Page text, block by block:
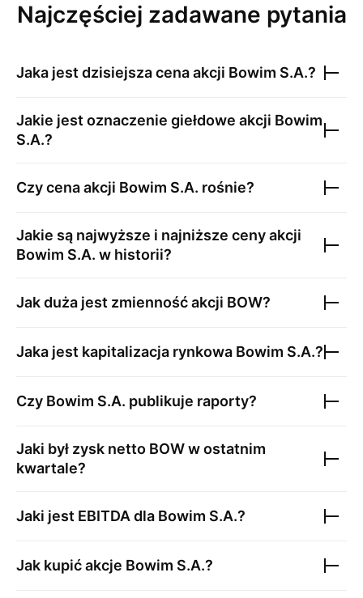
Najczęściej zadawane pytania
Jaka jest dzisiejsza cena akcji Bowim S.A.?
Jakie jest oznaczenie giełdowe akcji Bowim
S.A.?
Czy cena akcji Bowim S.A. rośnie?
Jakie są najwyższe i najniższe ceny akcji
Bowim S.A. w historii?
Jak duża jest zmienność akcji BOW?
Jaka jest kapitalizacja rynkowa Bowim S.A.?
Czy Bowim S.A. publikuje raporty?
Jaki był zysk netto BOWw ostatnim
kwartale?
Jaki jest EBITDA dla Bowim S.A.?
Jak kupić akcje Bowim S.A.?